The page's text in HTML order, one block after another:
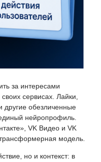
за интересами
своих сервисах. Лайки,
другие обезличенные
нейропрофиль.
VK Видео и VK
модель.
но и контекст: в